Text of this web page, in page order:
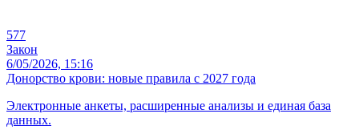
577
Закон
6/05/2026, 15:16
Донорство крови: новые правила с 2027 года
Электронные анкеты, расширенные анализы и единая база
данных.